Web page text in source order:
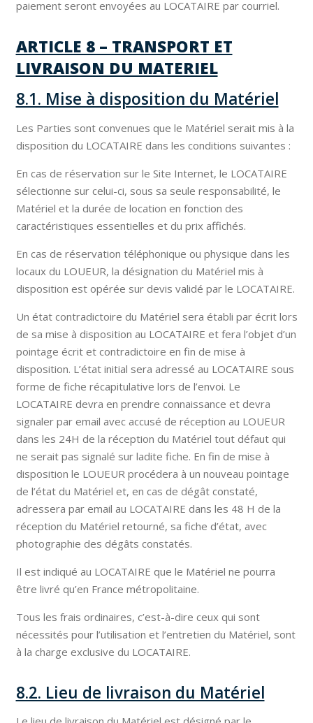
paiement seront envoyées au LOCATAIRE par courriel.
ARTICLE 8 – TRANSPORT ET
LIVRAISON DU MATERIEL
8.1. Mise à disposition du Matériel
Les Parties sont convenues que le Matériel serait mis à la
disposition du LOCATAIRE dans les conditions suivantes :
En cas de réservation sur le Site Internet, le LOCATAIRE
sélectionne sur celui-ci, sous sa seule responsabilité, le
Matériel et la durée de location en fonction des
caractéristiques essentielles et du prix affichés.
En cas de réservation téléphonique ou physique dans les
locaux du LOUEUR, la désignation du Matériel mis à
disposition est opérée sur devis validé par le LOCATAIRE.
Un état contradictoire du Matériel sera établi par écrit lors
de sa mise à disposition au LOCATAIRE et fera l’objet d’un
pointage écrit et contradictoire en fin de mise à
disposition. L’état initial sera adressé au LOCATAIRE sous
forme de fiche récapitulative lors de l’envoi. Le
LOCATAIRE devra en prendre connaissance et devra
signaler par email avec accusé de réception au LOUEUR
dans les 24H de la réception du Matériel tout défaut qui
ne serait pas signalé sur ladite fiche. En fin de mise à
disposition le LOUEUR procédera à un nouveau pointage
de l’état du Matériel et, en cas de dégât constaté,
adressera par email au LOCATAIRE dans les 48 H de la
réception du Matériel retourné, sa fiche d’état, avec
photographie des dégâts constatés.
Il est indiqué au LOCATAIRE que le Matériel ne pourra
être livré qu’en France métropolitaine.
Tous les frais ordinaires, c’est-à-dire ceux qui sont
nécessités pour l’utilisation et l’entretien du Matériel, sont
à la charge exclusive du LOCATAIRE.
8.2. Lieu de livraison du Matériel